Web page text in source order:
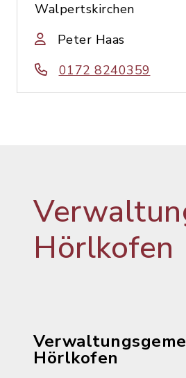
Walpertskirchen
Peter Haas
0172 8240359
Hörlkofen
Hörlkofen